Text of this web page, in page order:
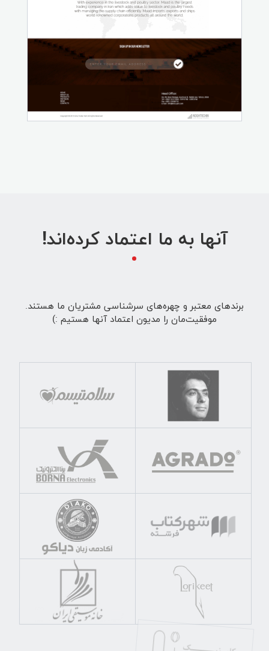
آنها به ما اعتماد کرده‌اند!
برندهای معتبر و چهره‌های سرشناسی مشتریان ما هستند.
موفقیت‌مان را مدیون اعتماد آنها هستیم :)